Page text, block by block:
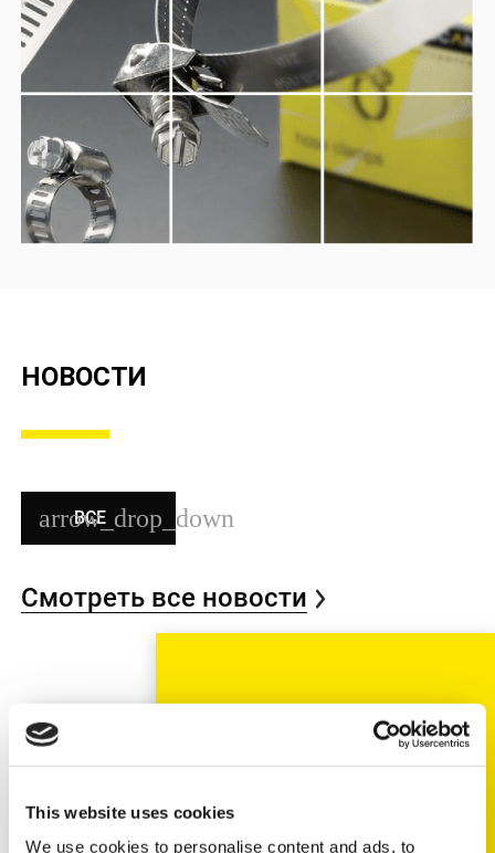
This website uses cookies
We use cookies to personalise content and ads, to
НОВОСТИ
ВСЕ
Смотреть все новости
TECH NEWS